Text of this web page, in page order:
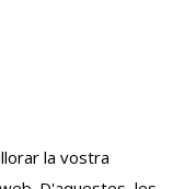
la vostra